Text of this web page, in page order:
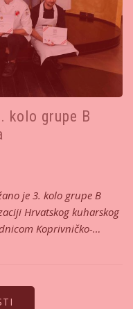
kolo grupe B
je 3. kolo grupe B
Hrvatskog kuharskog
Koprivničko-…